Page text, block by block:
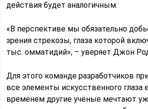
действия будет аналогичным.
«В перспективе мы обязательно
зрения стрекозы, глаза которой
тыс. омматидий», – уверяет Джон
Для этого команде разработчиков
все элементы искусственного
временем другие учёные мечтают